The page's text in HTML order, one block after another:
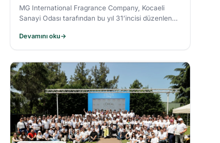
MG International Fragrance Company, Kocaeli
Sanayi Odası tarafından bu yıl 31’incisi düzenlenen
büyük ölçekli işletme kategorisinde "Çevre
Ödülü"nün sahibi oldu.
Devamını oku→